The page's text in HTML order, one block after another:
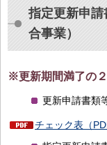
指定更新申
合事業）
※更新期間満了の
更新申請書類
チェック表（